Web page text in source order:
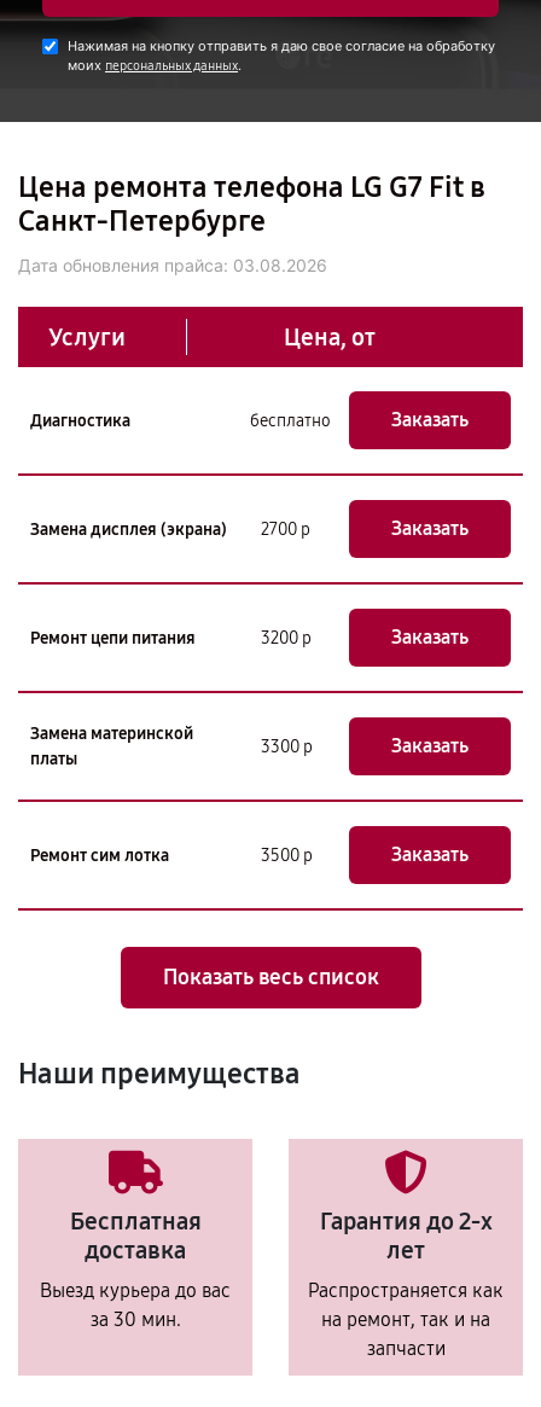
Нажимая на кнопку отправить я даю свое согласие на обработку
моих персональных данных.
Цена ремонта телефона LG G7 Fit в
Санкт-Петербурге
Дата обновления прайса: 03.08.2026
Услуги Цена, от
Диагностика бесплатно Заказать
Замена дисплея (экрана) 2700 р Заказать
Ремонт цепи питания 3200 р Заказать
Замена материнской
платы
3300 р Заказать
Ремонт сим лотка 3500 р Заказать
Показать весь список
Наши преимущества
Бесплатная
доставка
Выезд курьера до вас
за 30 мин.
Гарантия до 2-х
лет
Распространяется как
на ремонт, так и на
запчасти